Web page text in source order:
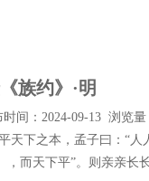
族约》·明
间：2024-09-13 浏览量
下之本，孟子曰：“人
，而天下平”。则亲亲长